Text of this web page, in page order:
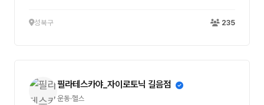
성북구 235
필라테스카야_자이로토닉 길음점
운동·헬스